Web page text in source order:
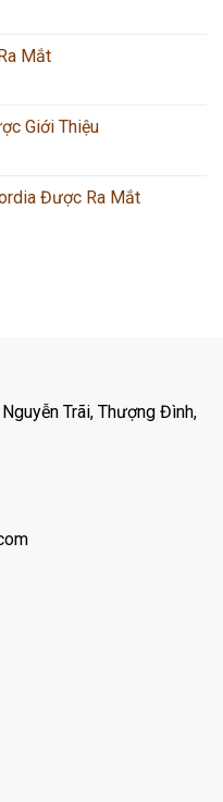
Mắt
Giới Thiệu
Được Ra Mắt
Trãi, Thượng Đình,